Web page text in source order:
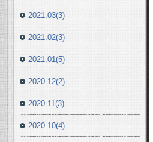
2021.03(3)
2021.02(3)
2021.01(5)
2020.12(2)
2020.11(3)
2020.10(4)